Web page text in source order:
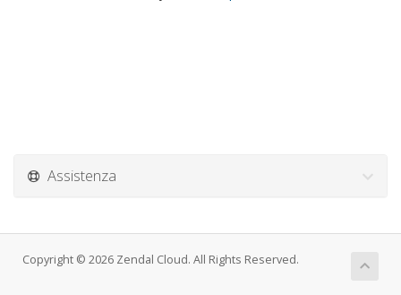
Assistenza
Copyright © 2026 Zendal Cloud. All Rights Reserved.